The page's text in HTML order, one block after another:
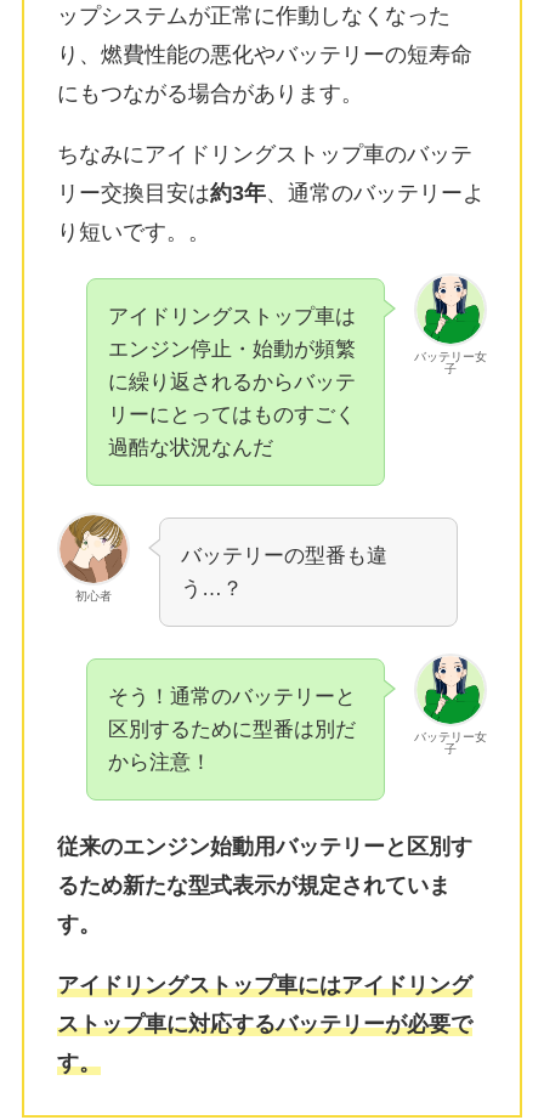
ップシステムが正常に作動しなくなった
り、燃費性能の悪化やバッテリーの短寿命
にもつながる場合があります。
ちなみにアイドリングストップ車のバッテ
リー交換目安は約3年、通常のバッテリーよ
り短いです。 。
バッテリー女
子
アイドリングストップ車は
エンジン停止・始動が頻繁
に繰り返されるからバッテ
リーにとってはものすごく
過酷な状況なんだ
初心者
バッテリーの型番も違
う…？
バッテリー女
子
そう！通常のバッテリーと
区別するために型番は別だ
から注意！
従来のエンジン始動用バッテリーと区別す
るため新たな型式表示が規定されていま
す。
アイドリングストップ車にはアイドリング
ストップ車に対応するバッテリーが必要で
す。